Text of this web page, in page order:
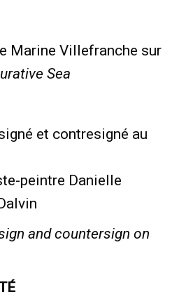
Marine Villefranche sur
Sea
et contresigné au
peintre Danielle
and countersign on